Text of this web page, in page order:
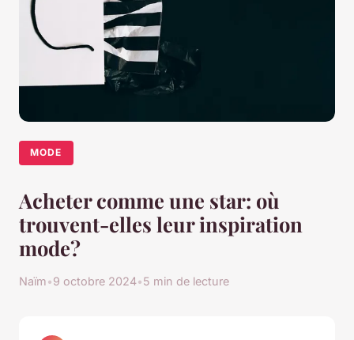
MODE
Acheter comme une star: où
trouvent-elles leur inspiration
mode?
Naïm•9 octobre 2024•5 min de lecture